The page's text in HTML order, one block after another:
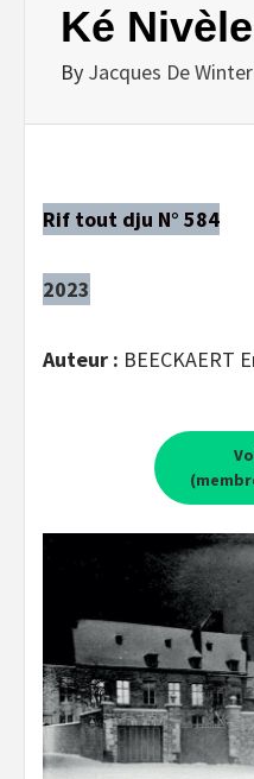
Ké Nivèle
By Jacques De Winter
Rif tout dju N° 584
2023
Auteur : BEECKAERT